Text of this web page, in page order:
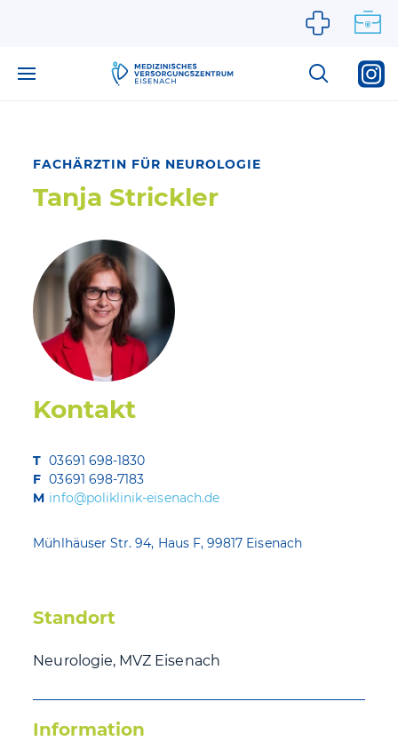
FACHÄRZTIN FÜR NEUROLOGIE
Tanja Strickler
Kontakt
T 03691 698-1830
F 03691 698-7183
M info@poliklinik-eisenach.de
Mühlhäuser Str. 94, Haus F, 99817 Eisenach
Standort
Neurologie, MVZ Eisenach
Information